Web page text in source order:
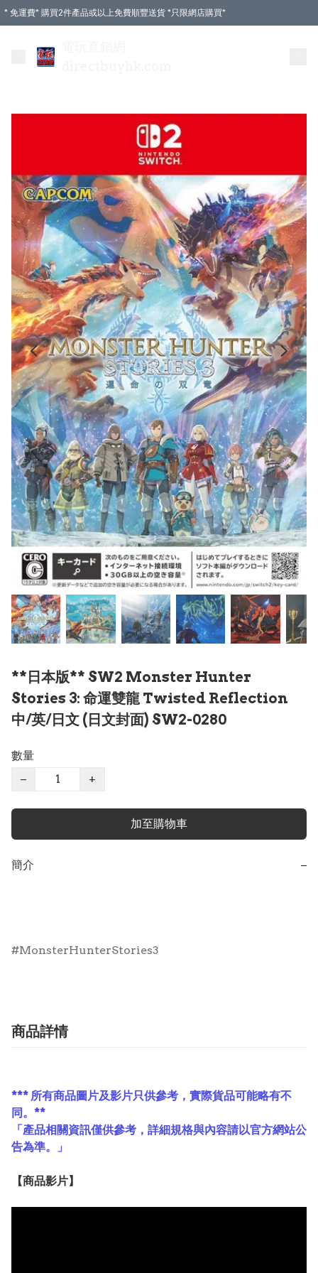
* 免運費* 購買2件產品或以上免費順豐送貨 *只限網店購買*
**日本版** SW2 Monster Hunter
Stories 3: 命運雙龍 Twisted Reflection
中/英/日文 (日文封面) SW2-0280
數量
−
+
加至購物車
簡介 −
MonsterHunterStories3
商品詳情
*** 所有商品圖片及影片只供參考，實際貨品可能略有不
同。**
「產品相關資訊僅供參考，詳細規格與內容請以官方網站公
告為準。」
【商品影片】